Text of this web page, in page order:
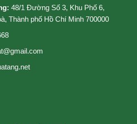
48/1 Đường Số 3, Khu Phố 6,
Thành phố Hồ Chí Minh 700000